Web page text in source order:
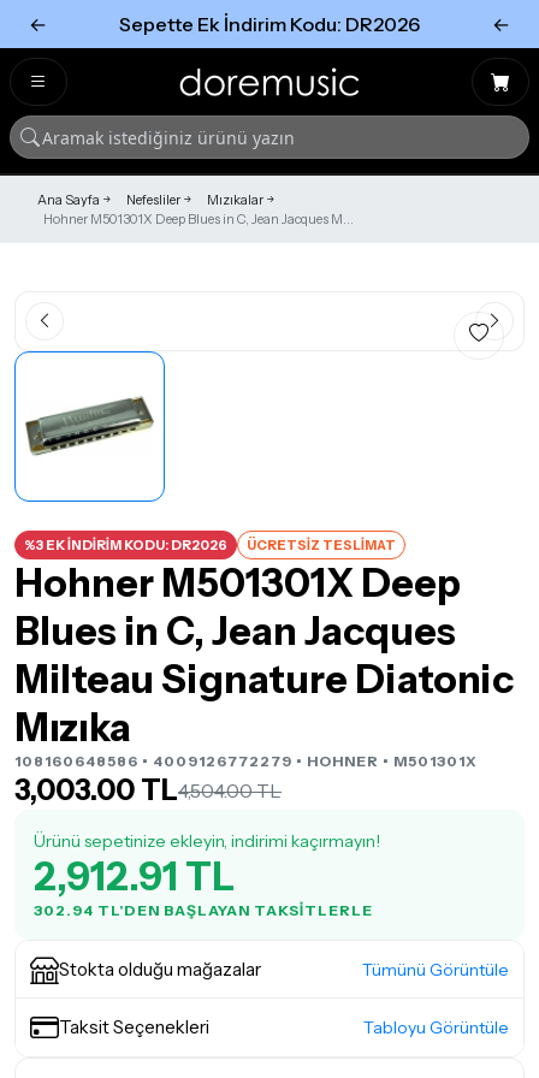
← Sepette Ek İndirim Kodu: DR2026 ←
Ana Sayfa Nefesliler
Mızıkalar
Hohner M501301X Deep Blues in C, Jean Jacques M...
%3 EK İNDİRİM KODU: DR2026 ÜCRETSİZ TESLİMAT
Hohner M501301X Deep
Blues in C, Jean Jacques
Milteau Signature Diatonic
Mızıka
108160648586 • 4009126772279 • HOHNER • M501301X
3,003.00 TL4,504.00 TL
Ürünü sepetinize ekleyin, indirimi kaçırmayın!
2,912.91 TL
302.94 TL'DEN BAŞLAYAN TAKSITLERLE
Stokta olduğu mağazalar Tümünü Görüntüle
Taksit Seçenekleri Tabloyu Görüntüle
Tümünü Gör
Tümünü gör